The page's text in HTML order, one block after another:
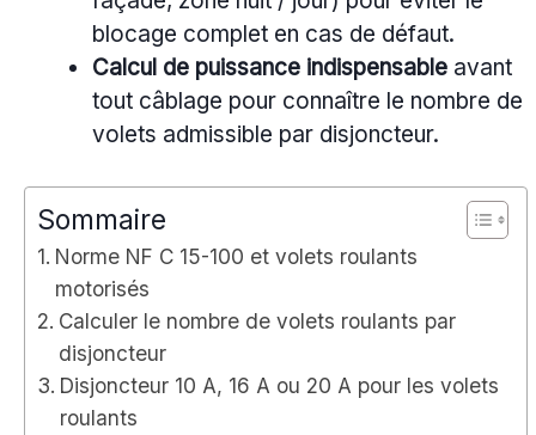
blocage complet en cas de défaut.
Calcul de puissance indispensable avant
tout câblage pour connaître le nombre de
volets admissible par disjoncteur.
Sommaire
Norme NF C 15-100 et volets roulants
motorisés
Calculer le nombre de volets roulants par
disjoncteur
Disjoncteur 10 A, 16 A ou 20 A pour les volets
roulants